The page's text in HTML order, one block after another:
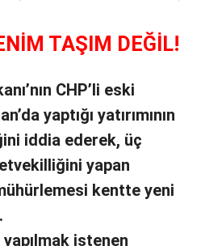
TAŞIM DEĞİL!
CHP’li eski
yaptığı yatırımının
iddia ederek, üç
yapan
kentte yeni
istenen